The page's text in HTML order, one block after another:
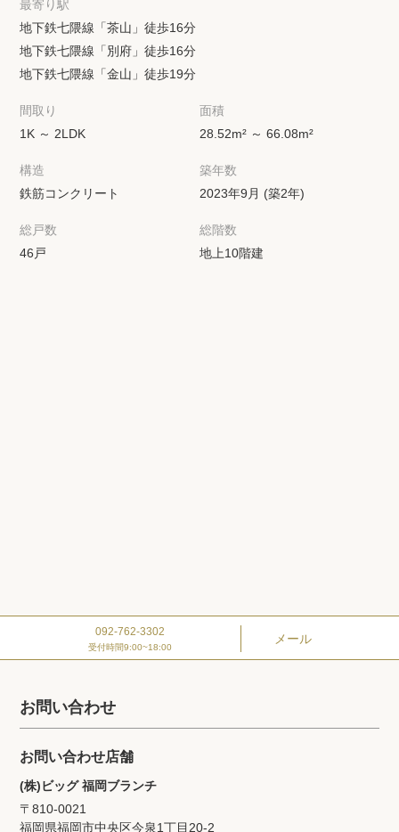
最寄り駅
地下鉄七隈線「茶山」徒歩16分
地下鉄七隈線「別府」徒歩16分
地下鉄七隈線「金山」徒歩19分
間取り
1K ～ 2LDK
面積
28.52m² ～ 66.08m²
構造
鉄筋コンクリート
築年数
2023年9月 (築2年)
総戸数
46戸
総階数
地上10階建
092-762-3302
受付時間9:00~18:00
メール
お問い合わせ
お問い合わせ店舗
(株)ビッグ 福岡ブランチ
〒810-0021
福岡県福岡市中央区今泉1丁目20‐2